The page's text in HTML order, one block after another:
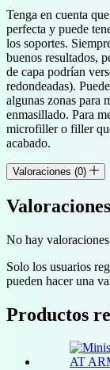
Tenga en cuenta
perfecta y puede
los soportes.
buenos resultados,
de capa podrían
redondeadas).
algunas zonas para
enmasillado. Para
microfiller o filler
acabado.
Valoraciones (0)
Valoraciones
No hay
Solo los usuarios
pueden hacer una
Productos